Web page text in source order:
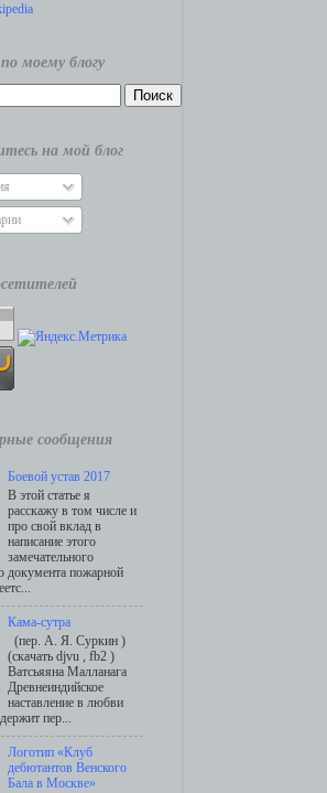
моему блогу
на мой блог
сообщения
Боевой устав 2017
В этой статье я
расскажу в том числе и
про свой вклад в
написание этого
замечательного
документа пожарной
Кама-сутра
(пер. А. Я. Суркин )
(скачать djvu , fb2 )
Ватсьяяна Малланага
Древнеиндийское
наставление в любви
пер...
Логотип «Клуб
дебютантов Венского
Бала в Москве»